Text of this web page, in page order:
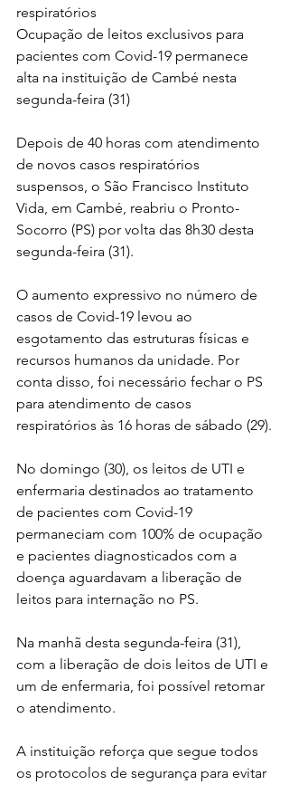
respiratórios
Ocupação de leitos exclusivos para
pacientes com Covid-19 permanece
alta na instituição de Cambé nesta
segunda-feira (31)
Depois de 40 horas com atendimento
de novos casos respiratórios
suspensos, o São Francisco Instituto
Vida, em Cambé, reabriu o Pronto-
Socorro (PS) por volta das 8h30 desta
segunda-feira (31).
O aumento expressivo no número de
casos de Covid-19 levou ao
esgotamento das estruturas físicas e
recursos humanos da unidade. Por
conta disso, foi necessário fechar o PS
para atendimento de casos
respiratórios às 16 horas de sábado (29).
No domingo (30), os leitos de UTI e
enfermaria destinados ao tratamento
de pacientes com Covid-19
permaneciam com 100% de ocupação
e pacientes diagnosticados com a
doença aguardavam a liberação de
leitos para internação no PS.
Na manhã desta segunda-feira (31),
com a liberação de dois leitos de UTI e
um de enfermaria, foi possível retomar
o atendimento.
A instituição reforça que segue todos
os protocolos de segurança para evitar